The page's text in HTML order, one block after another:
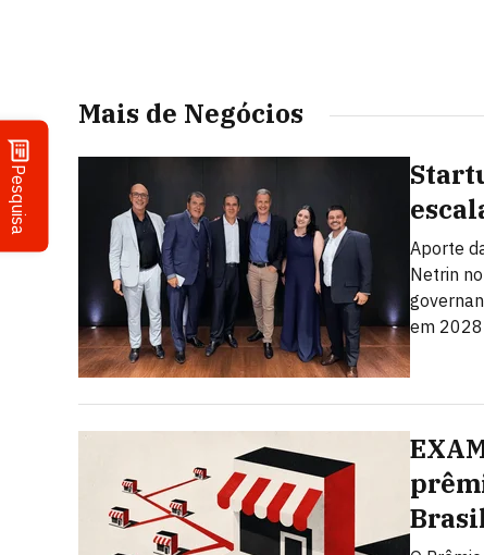
Pesquisa
Mais de Negócios
Aporte
Netrin
em 2028